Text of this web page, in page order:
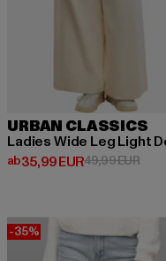
URBAN CLASSICS
ab35,99 EUR
Derzeitiger Preis: ab 35,99
49,99 EUR
-35%